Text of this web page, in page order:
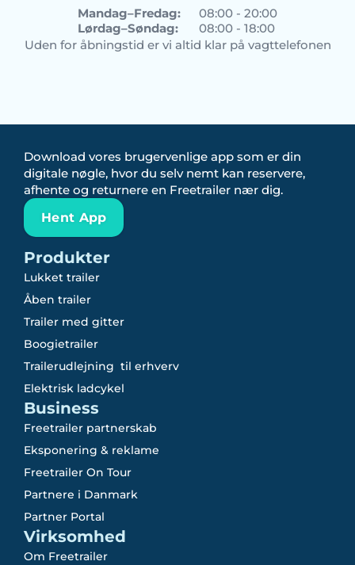
Mandag–Fredag:
08:00 - 20:00
Lørdag–Søndag:
08:00 - 18:00
Uden for åbningstid er vi altid klar på vagttelefonen
Download vores brugervenlige app som er din
digitale nøgle, hvor du selv nemt kan reservere,
afhente og returnere en Freetrailer nær dig.
Hent App
Produkter
Lukket trailer
Åben trailer
Trailer med gitter
Boogietrailer
Trailerudlejning til erhverv
Elektrisk ladcykel
Business
Freetrailer partnerskab
Eksponering & reklame
Freetrailer On Tour
Partnere i Danmark
Partner Portal
Virksomhed
Om Freetrailer